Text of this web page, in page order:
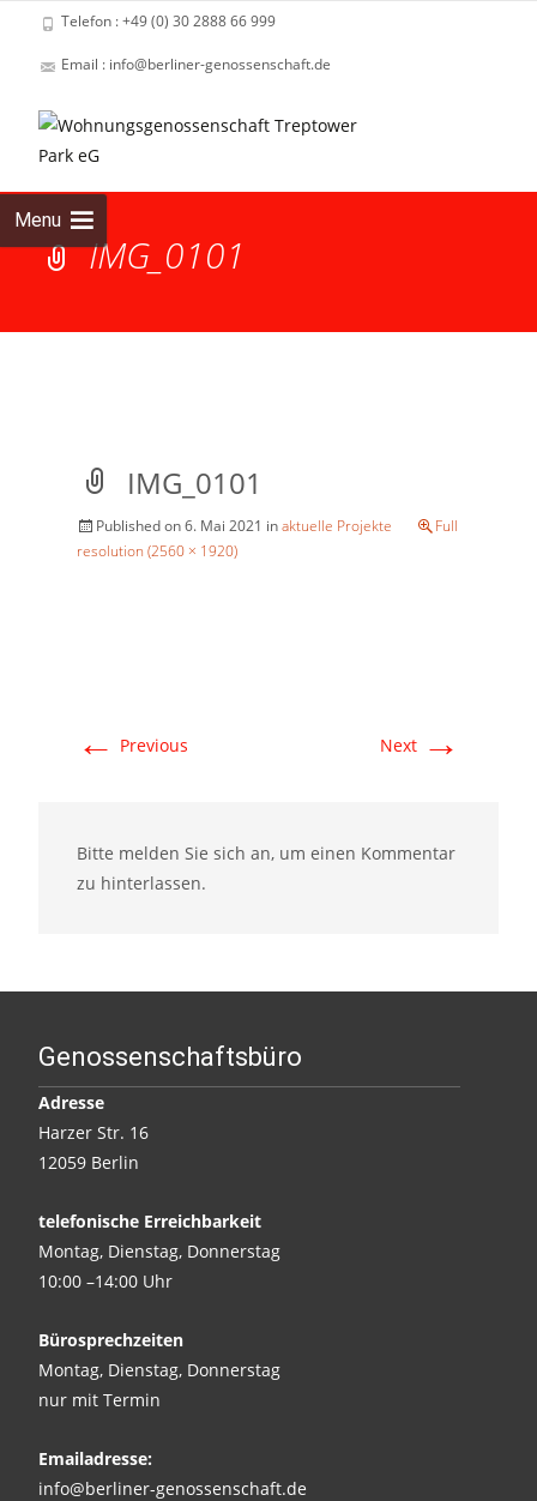
Telefon : +49 (0) 30 2888 66 999
Email : info@berliner-genossenschaft.de
Menu
IMG_0101
IMG_0101
Published on6. Mai 2021 inaktuelle Projekte
Full
resolution (2560 × 1920)
← Previous Next →
Bitte melden Sie sich an, um einen Kommentar
zu hinterlassen.
Genossenschaftsbüro
Adresse
Harzer Str. 16
12059 Berlin
telefonische Erreichbarkeit
Montag, Dienstag, Donnerstag
10:00 –14:00 Uhr
Bürosprechzeiten
Montag, Dienstag, Donnerstag
nur mit Termin
Emailadresse:
info@berliner-genossenschaft.de